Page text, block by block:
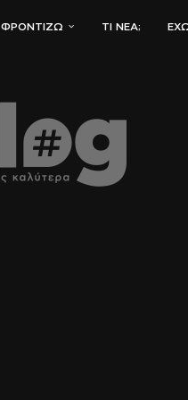
ΦΡΟΝΤΊΖΩ ΤΙ ΝΈΑ;